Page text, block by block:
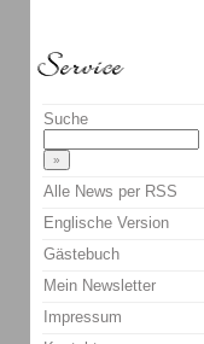
Suche
Alle News per RSS
Englische Version
Gästebuch
Mein Newsletter
Impressum